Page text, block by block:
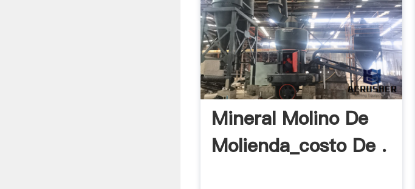
Mineral Molino De
Molienda_costo De .